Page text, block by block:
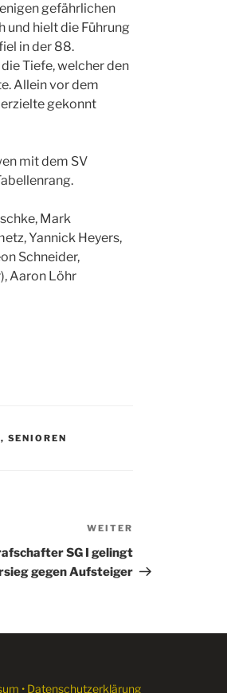
gefährlichen
und hielt die Führung
in der 88.
Tiefe, welcher den
Allein vor dem
gekonnt
mit dem SV
Mark
Yannick Heyers,
Schneider,
Aaron Löhr
, SENIOREN
Beitrag
WEITER
SG I gelingt
gegen Aufsteiger
• Datenschutzerklärung